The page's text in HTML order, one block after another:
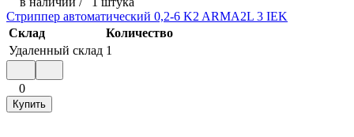
Стриппер автоматический 0,2-6 K2 ARMA2L 3 IEK
Склад
Количество
Удаленный склад 1
0
Купить